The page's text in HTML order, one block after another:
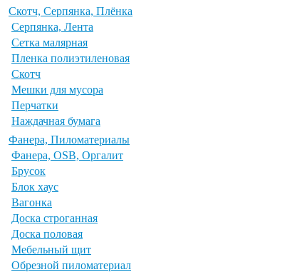
Скотч, Серпянка, Плёнка
Серпянка, Лента
Сетка малярная
Пленка полиэтиленовая
Скотч
Мешки для мусора
Перчатки
Наждачная бумага
Фанера, Пиломатериалы
Фанера, OSB, Оргалит
Брусок
Блок хаус
Вагонка
Доска строганная
Доска половая
Мебельный щит
Обрезной пиломатериал